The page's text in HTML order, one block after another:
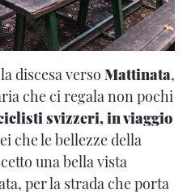
discesa verso Mattinata,
che ci regala non pochi
svizzeri, in viaggio
che le bellezze della
una bella vista
per la strada che porta